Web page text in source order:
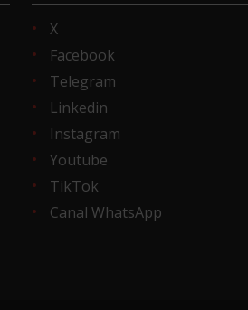
X
Facebook
Telegram
Linkedin
Instagram
Youtube
TikTok
Canal WhatsApp